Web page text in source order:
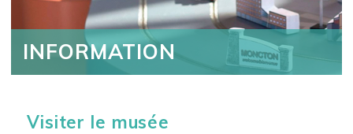
INFORMATION
Visiter le musée